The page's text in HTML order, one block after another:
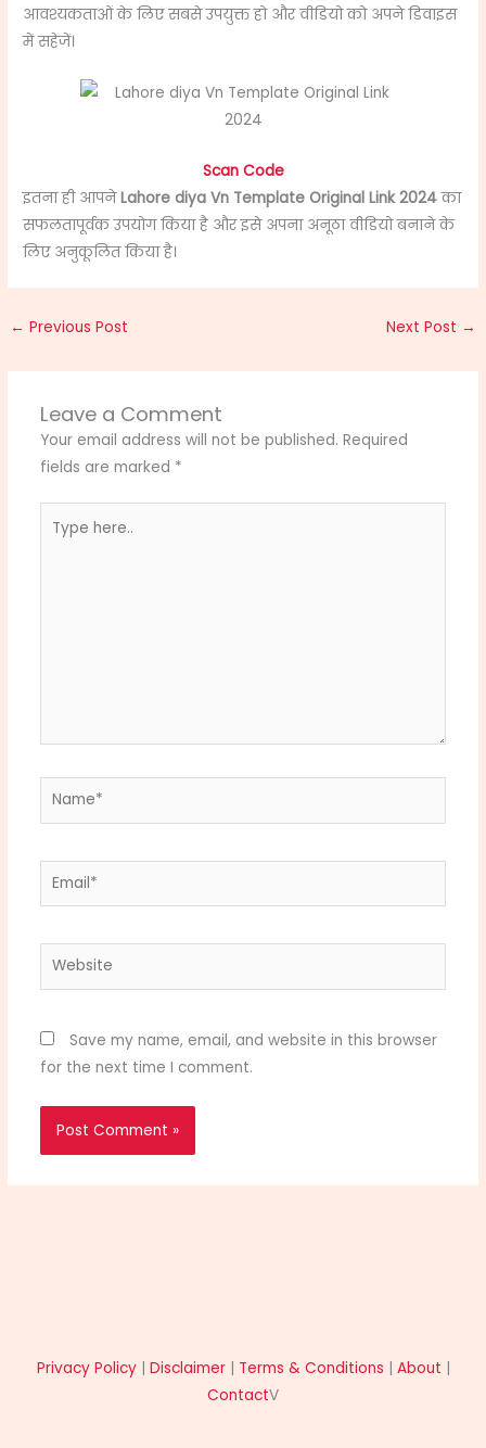
आवश्यकताओं के लिए सबसे उपयुक्त हो और वीडियो को अपने डिवाइस
में सहेजें।
Scan Code
इतना ही आपनेLahore diya Vn Template Original Link 2024का
सफलतापूर्वक उपयोग किया है और इसे अपना अनूठा वीडियो बनाने के
लिए अनुकूलित किया है।
← Previous Post Next Post →
Leave a Comment
Your email address will not be published. Required
fields are marked *
here..
Name*
Email*
Website
Save my name, email, and website in this browser
for the next time I comment.
Privacy Policy| Disclaimer| Terms & Conditions | About |
ContactV